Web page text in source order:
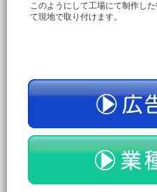
このようにして工場にて制作し
て現地で取り付けます。